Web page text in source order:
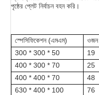
পৃষ্ঠের প্লেট নির্বাচন বহন করি।
স্পেসিফিকেশন (এমএম) ওজন
300 * 300 * 50
19
400 * 300 * 70
25
400 * 400 * 70
48
630 * 400 * 100
76